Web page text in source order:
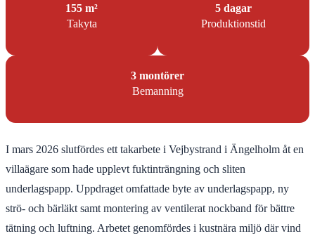
155 m²
Takyta
5 dagar
Produktionstid
3 montörer
Bemanning
I mars 2026 slutfördes ett takarbete i Vejbystrand i Ängelholm åt en
villaägare som hade upplevt fuktinträngning och sliten
underlagspapp. Uppdraget omfattade byte av underlagspapp, ny
strö- och bärläkt samt montering av ventilerat nockband för bättre
tätning och luftning. Arbetet genomfördes i kustnära miljö där vind